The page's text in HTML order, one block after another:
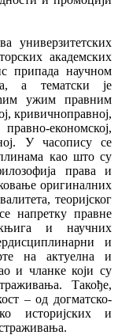
универзитетских
академских
припада научном
а тематски је
ужим правним
кривичноправној,
економској,
У часопису се
као што су
права и
оригиналних
теоријског
напретку правне
и научних
и
на актуелна и
и чланке који су
Такође,
– од догматско-
историјских и